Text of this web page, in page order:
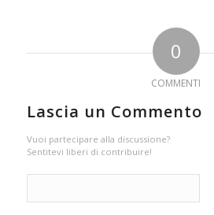
0
COMMENTI
Lascia un Commento
Vuoi partecipare alla discussione?
Sentitevi liberi di contribuire!